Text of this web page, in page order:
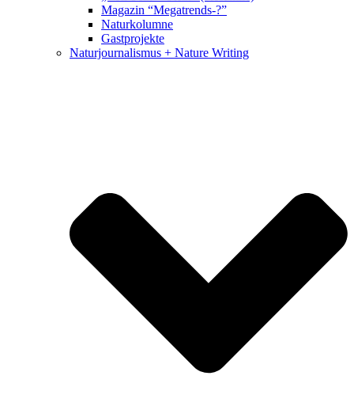
Magazin “Megatrends-?”
Naturkolumne
Gastprojekte
Naturjournalismus + Nature Writing